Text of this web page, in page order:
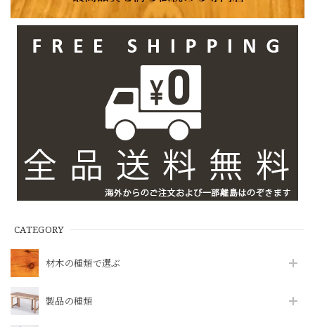
CATEGORY
材木の種類で選ぶ
製品の種類